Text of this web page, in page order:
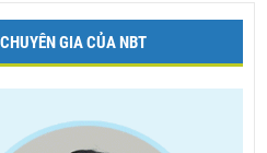
GIA CỦA NBT